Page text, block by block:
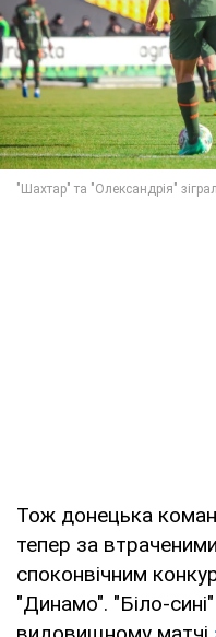
Тож донецька
тепер за
споконвічним
"Динамо". "Біло-